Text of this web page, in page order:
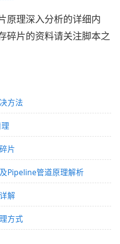
原理深入分析的详细内
碎片的资料请关注脚本之
方法
片
Pipeline管道原理解析
解
方式